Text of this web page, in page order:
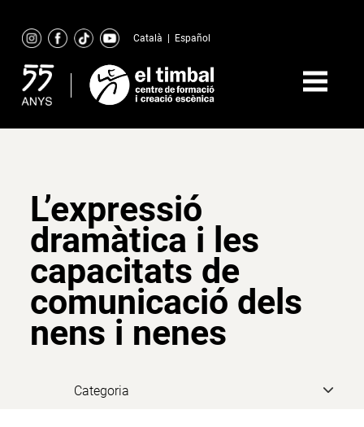
content
Català Español
L’expressió
dramàtica i les
capacitats de
comunicació dels
nens i nenes